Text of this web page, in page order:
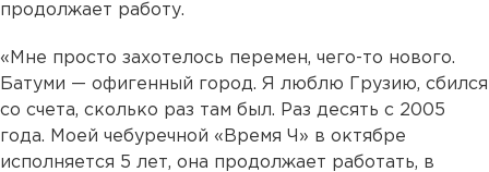
продолжает работу.
«Мне просто захотелось перемен, чего-то нового.
Батуми — офигенный город. Я люблю Грузию, сбился
со счета, сколько раз там был. Раз десять с 2005
года. Моей чебуречной «Время Ч» в октябре
исполняется 5 лет, она продолжает работать, в